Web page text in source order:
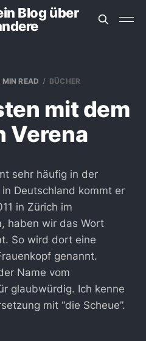
Blog über
MIN READ BÜCHER
mit dem
Verena
sehr häufig in der
Deutschland kommt er
in Zürich im
haben wir das Wort
So wird dort eine
genannt.
Name vom
glaubwürdig. Ich kenne
mit “die Scheue”.